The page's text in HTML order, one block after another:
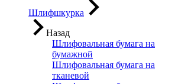
Шлифшкурка
Назад
Шлифовальная бумага на
бумажной
Шлифовальная бумага на
тканевой